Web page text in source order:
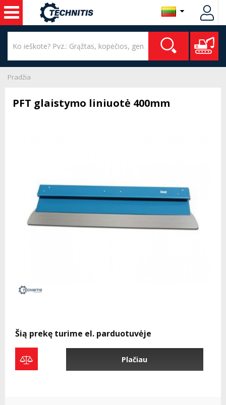
Pradžia
PFT glaistymo liniuotė 400mm
Šią prekę turime el. parduotuvėje
Plačiau